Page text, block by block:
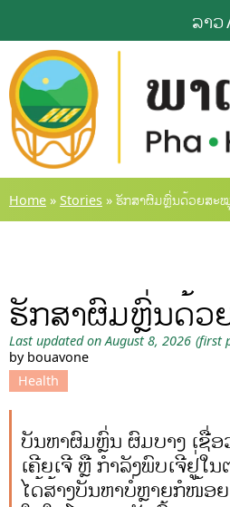
to
content
ລາວ
Home » Stories » ຮັກສາຜົມຫຼົ່ນດ້ວຍສະ
ຮັກສາຜົມຫຼົ່ນດ້
Last updated on August 8, 2026 (first
by bouavone
Health
ບັນຫາຜົມຫຼົ່ນ ຜົມບາງ ເຊື່
ເຄີຍເຈີ ຫຼື ກຳລັງພົບເຈີຢູ່ໃ
ໄດ້ສ້າງບັນຫາບໍ່ຫຼາຍກໍໜ້ອ